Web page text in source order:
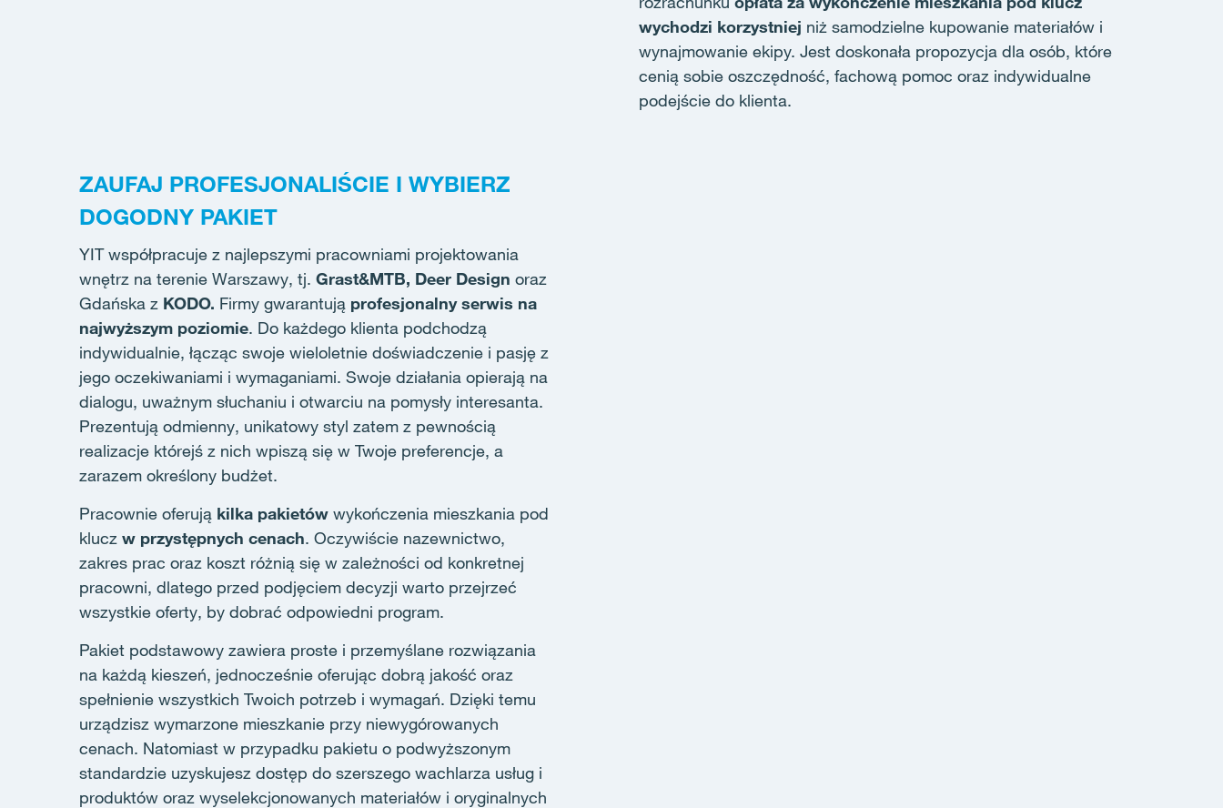
wychodzi korzystniej niż samodzielne kupowanie materiałów i
wynajmowanie ekipy. Jest doskonała propozycja dla osób, które
cenią sobie oszczędność, fachową pomoc oraz indywidualne
podejście do klienta.
ZAUFAJ PROFESJONALIŚCIE I WYBIERZ
DOGODNY PAKIET
YIT współpracuje z najlepszymi pracowniami projektowania
wnętrz na terenie Warszawy, tj. Grast&MTB, Deer Design oraz
Gdańska z KODO. Firmy gwarantują profesjonalny serwis na
najwyższym poziomie. Do każdego klienta podchodzą
indywidualnie, łącząc swoje wieloletnie doświadczenie i pasję z
jego oczekiwaniami i wymaganiami. Swoje działania opierają na
dialogu, uważnym słuchaniu i otwarciu na pomysły interesanta.
Prezentują odmienny, unikatowy styl zatem z pewnością
realizacje którejś z nich wpiszą się w Twoje preferencje, a
zarazem określony budżet.
Pracownie oferują kilka pakietów wykończenia mieszkania pod
klucz w przystępnych cenach. Oczywiście nazewnictwo,
zakres prac oraz koszt różnią się w zależności od konkretnej
pracowni, dlatego przed podjęciem decyzji warto przejrzeć
wszystkie oferty, by dobrać odpowiedni program.
Pakiet podstawowy zawiera proste i przemyślane rozwiązania
na każdą kieszeń, jednocześnie oferując dobrą jakość oraz
spełnienie wszystkich Twoich potrzeb i wymagań. Dzięki temu
urządzisz wymarzone mieszkanie przy niewygórowanych
cenach. Natomiast w przypadku pakietu o podwyższonym
standardzie uzyskujesz dostęp do szerszego wachlarza usług i
produktów oraz wyselekcjonowanych materiałów i oryginalnych